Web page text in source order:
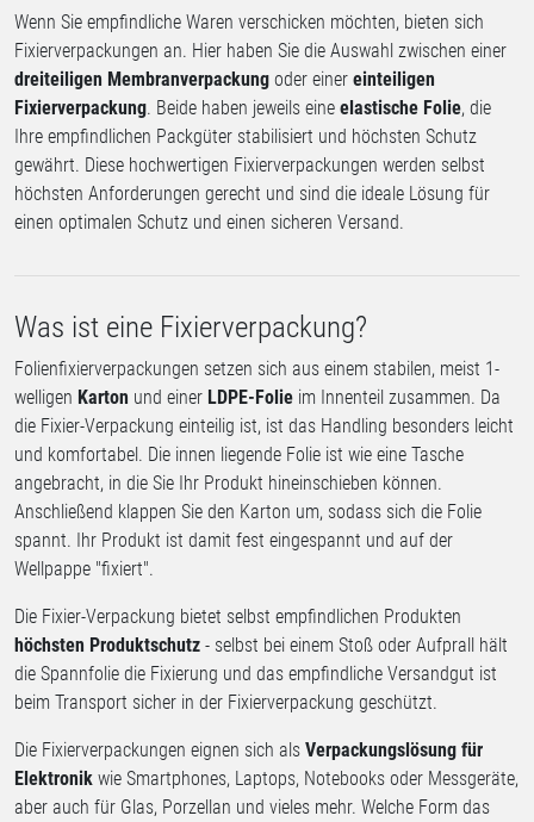
Wenn Sie empfindliche Waren verschicken möchten, bieten sich
Fixierverpackungen an. Hier haben Sie die Auswahl zwischen einer
dreiteiligen Membranverpackung oder einer einteiligen
Fixierverpackung. Beide haben jeweils eine elastische Folie, die
Ihre empfindlichen Packgüter stabilisiert und höchsten Schutz
gewährt. Diese hochwertigen Fixierverpackungen werden selbst
höchsten Anforderungen gerecht und sind die ideale Lösung für
einen optimalen Schutz und einen sicheren Versand.
Was ist eine Fixierverpackung?
Folienfixierverpackungen setzen sich aus einem stabilen, meist 1-
welligen Karton und einer LDPE-Folie im Innenteil zusammen. Da
die Fixier-Verpackung einteilig ist, ist das Handling besonders leicht
und komfortabel. Die innen liegende Folie ist wie eine Tasche
angebracht, in die Sie Ihr Produkt hineinschieben können.
Anschließend klappen Sie den Karton um, sodass sich die Folie
spannt. Ihr Produkt ist damit fest eingespannt und auf der
Wellpappe "fixiert".
Die Fixier-Verpackung bietet selbst empfindlichen Produkten
höchsten Produktschutz - selbst bei einem Stoß oder Aufprall hält
die Spannfolie die Fixierung und das empfindliche Versandgut ist
beim Transport sicher in der Fixierverpackung geschützt.
Die Fixierverpackungen eignen sich als Verpackungslösung für
Elektronik wie Smartphones, Laptops, Notebooks oder Messgeräte,
aber auch für Glas, Porzellan und vieles mehr. Welche Form das